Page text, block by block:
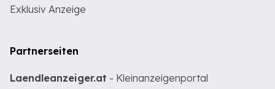
Exklusiv Anzeige
Partnerseiten
Laendleanzeiger.at - Kleinanzeigenportal